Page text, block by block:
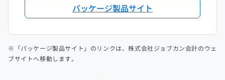
パッケージ製品サイト
※「パッケージ製品サイト」のリンクは、株式会社ジョブカン会計のウェ
ブサイトへ移動します。